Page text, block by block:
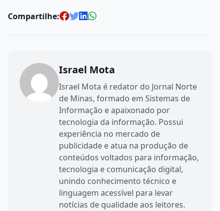
Compartilhe:
Israel Mota
Israel Mota é redator do Jornal Norte
de Minas, formado em Sistemas de
Informação e apaixonado por
tecnologia da informação. Possui
experiência no mercado de
publicidade e atua na produção de
conteúdos voltados para informação,
tecnologia e comunicação digital,
unindo conhecimento técnico e
linguagem acessível para levar
notícias de qualidade aos leitores.